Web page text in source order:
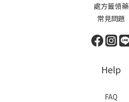
處方籤領藥
常見問題
Help
FAQ